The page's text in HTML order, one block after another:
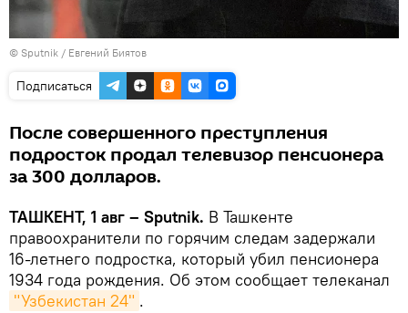
© Sputnik / Евгений Биятов
Подписаться
После совершенного преступления
подросток продал телевизор пенсионера
за 300 долларов.
ТАШКЕНТ, 1 авг – Sputnik. В Ташкенте
правоохранители по горячим следам задержали
16-летнего подростка, который убил пенсионера
1934 года рождения. Об этом сообщает телеканал
"Узбекистан 24" .